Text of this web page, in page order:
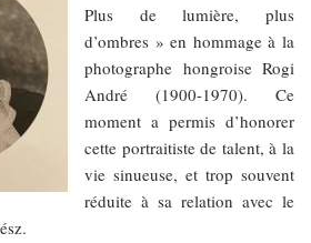
Plus de lumière, plus
d’ombres » en hommage à la
photographe hongroise Rogi
André (1900-1970). Ce
moment a permis d’honorer
cette portraitiste de talent, à la
vie sinueuse, et trop souvent
réduite à sa relation avec le